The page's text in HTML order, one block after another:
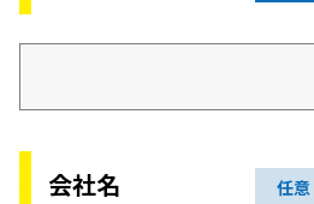
会社名 任意